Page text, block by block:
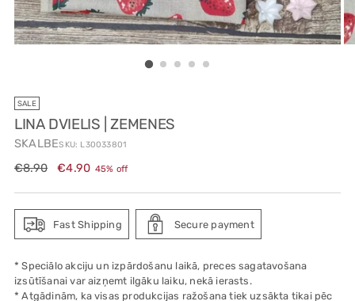
SALE
LINA DVIELIS | ZEMENES
SKALBESKU: L30033801
Regular
€8.90 €4.90 45% off
Fast Shipping Secure payment
* Speciālo akciju un izpārdošanu laikā, preces sagatavošana
izsūtīšanai var aizņemt ilgāku laiku, nekā ierasts.
* Atgādinām, ka visas produkcijas ražošana tiek uzsākta tikai pēc